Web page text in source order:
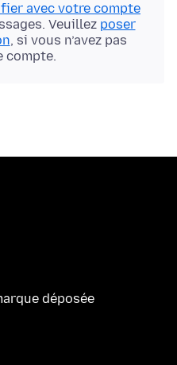
avec votre compte
Veuillez poser
, si vous n’avez pas
compte.
déposée